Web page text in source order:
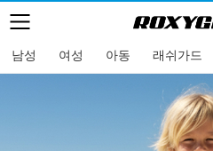
메뉴
로고
남성 여성 아동 래쉬가드